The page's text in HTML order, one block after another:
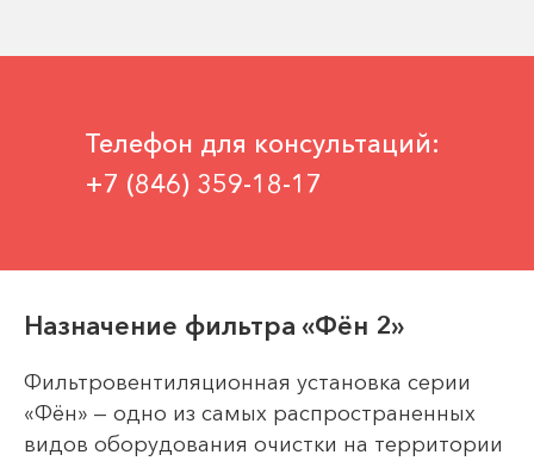
Телефон для консультаций:
+7 (846) 359-18-17
Назначение фильтра «Фён 2»
Фильтровентиляционная установка серии
«Фён» — одно из самых распространенных
видов оборудования очистки на территории